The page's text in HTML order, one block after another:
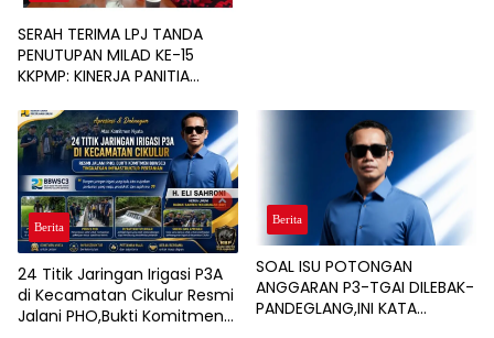
SERAH TERIMA LPJ TANDA
PENUTUPAN MILAD KE-15
KKPMP: KINERJA PANITIA
BERSIH DARI MASALAH
KEUANGAN
Berita
24 Titik Jaringan Irigasi P3A
di Kecamatan Cikulur Resmi
Jalani PHO,Bukti Komitmen
Berita
SOAL ISU POTONGAN
ANGGARAN P3-TGAI DILEBAK-
PANDEGLANG,INI KATA